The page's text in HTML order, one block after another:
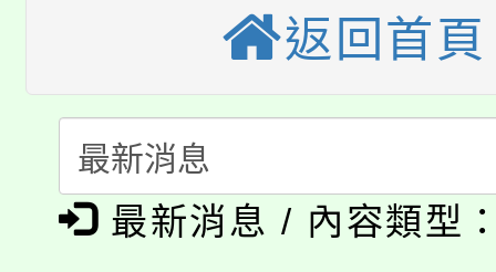
半價優惠，詳情可洽有
者。
份教師增能研習
大溪自造教育及科技
份教師研習
會
115年食農教育專業人
程
「本色祭」8/29、30在
場熱烈登場!
8/21下午1時於龍潭區
返回首頁
最新消息 / 內容類型